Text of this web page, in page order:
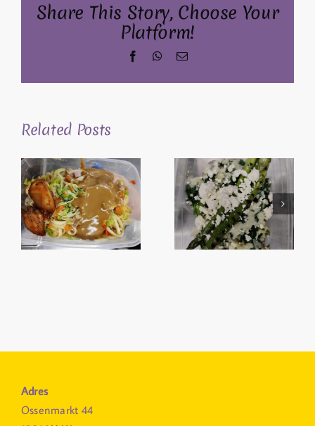
Share This Story, Choose Your
Platform!
FacebookWhatsApp
Email
Related Posts
Adres
Ossenmarkt 44